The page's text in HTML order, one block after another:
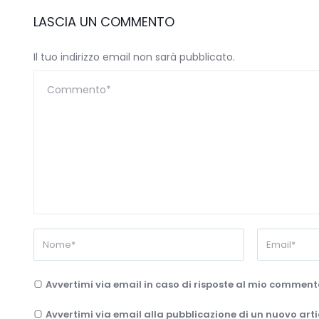
LASCIA UN COMMENTO
Il tuo indirizzo email non sarà pubblicato.
Avvertimi via email in caso di risposte al mio
Avvertimi via email alla pubblicazione di un nuovo